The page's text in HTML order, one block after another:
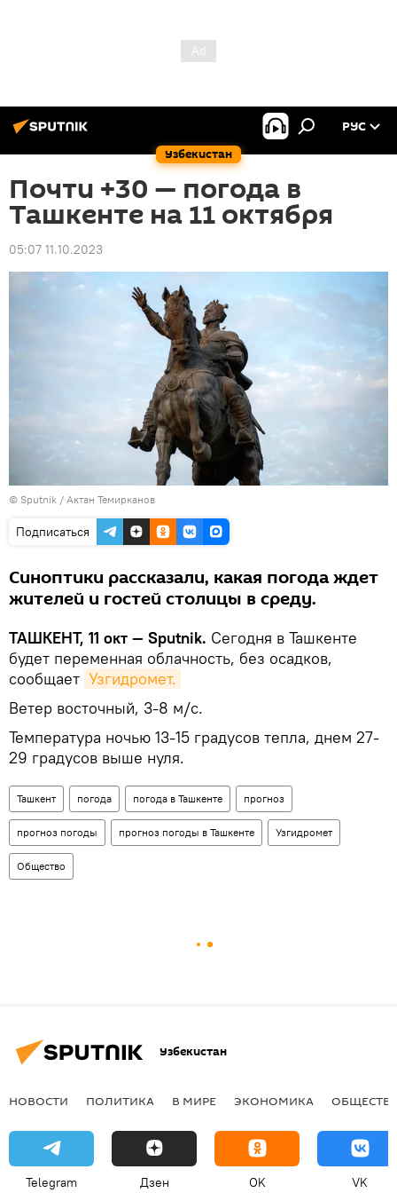
Узбекистан
РУС
Почти +30 — погода в
Ташкенте на 11 октября
05:07 11.10.2023
© Sputnik / Актан Темирканов
Подписаться
Синоптики рассказали, какая погода ждет
жителей и гостей столицы в среду.
ТАШКЕНТ, 11 окт — Sputnik. Сегодня в Ташкенте
будет переменная облачность, без осадков,
сообщает Узгидромет.
Ветер восточный, 3-8 м/с.
Температура ночью 13-15 градусов тепла, днем 27-
29 градусов выше нуля.
Ташкент погода погода в Ташкенте прогноз
прогноз погоды прогноз погоды в Ташкенте Узгидромет
Общество
Узбекистан
НОВОСТИ ПОЛИТИКА В МИРЕ ЭКОНОМИКА
Telegram Дзен OK VK